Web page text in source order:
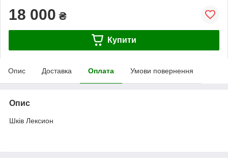
18 000 ₴
Купити
Опис Доставка Оплата Умови повернення
Опис
Шків Лексион